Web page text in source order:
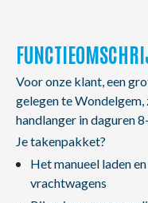
Voor onze klant, een
gelegen te
handlanger in daguren
Je takenpakket?
Het manueel laden
vrachtwagens